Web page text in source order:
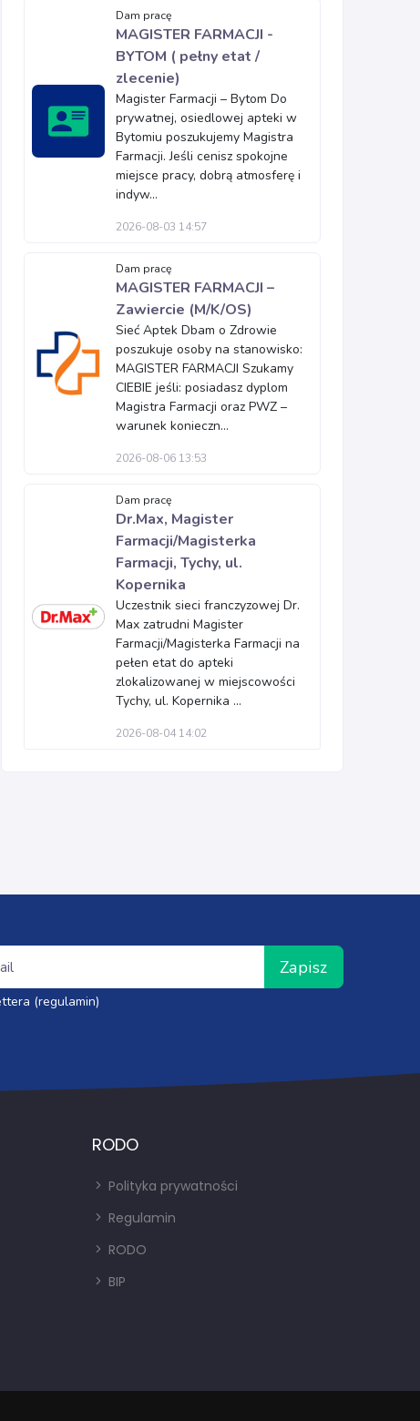
Dam pracę
MAGISTER FARMACJI -
BYTOM ( pełny etat /
zlecenie)
Magister Farmacji – Bytom Do
prywatnej, osiedlowej apteki w
Bytomiu poszukujemy Magistra
Farmacji. Jeśli cenisz spokojne
miejsce pracy, dobrą atmosferę i
indyw...
2026-08-03 14:57
Dam pracę
MAGISTER FARMACJI –
Zawiercie (M/K/OS)
Sieć Aptek Dbam o Zdrowie
poszukuje osoby na stanowisko:
MAGISTER FARMACJI Szukamy
CIEBIE jeśli: posiadasz dyplom
Magistra Farmacji oraz PWZ –
warunek konieczn...
2026-08-06 13:53
Dam pracę
Dr.Max, Magister
Farmacji/Magisterka
Farmacji, Tychy, ul.
Kopernika
Uczestnik sieci franczyzowej Dr.
Max zatrudni Magister
Farmacji/Magisterka Farmacji na
pełen etat do apteki
zlokalizowanej w miejscowości
Tychy, ul. Kopernika ...
2026-08-04 14:02
Zapisz
(regulamin)
RODO
Polityka prywatności
Regulamin
RODO
BIP